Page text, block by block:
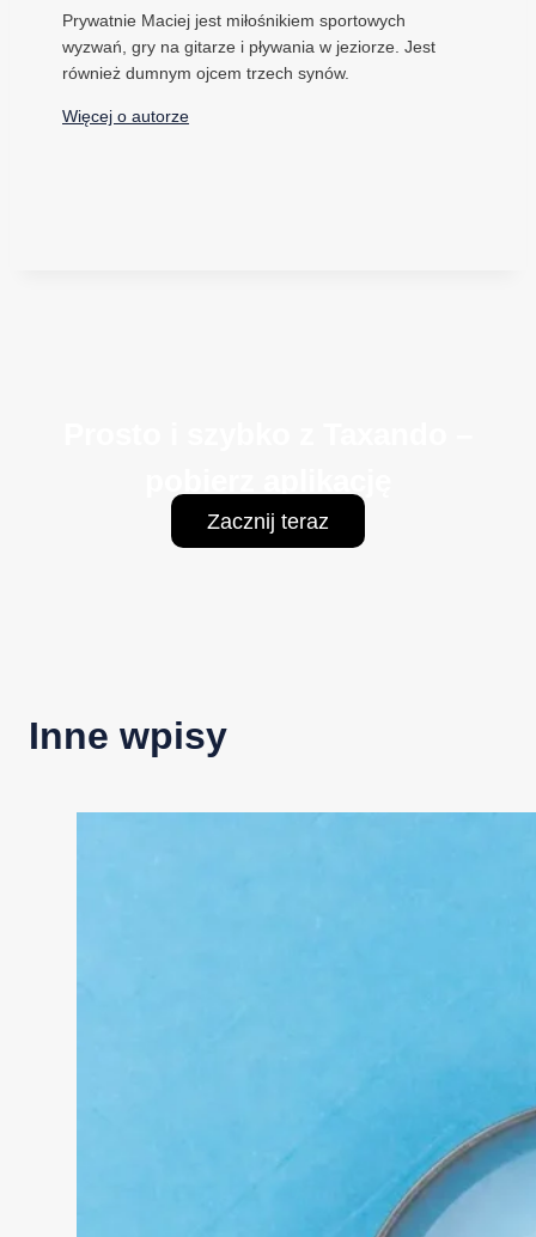
Prywatnie Maciej jest miłośnikiem sportowych
wyzwań, gry na gitarze i pływania w jeziorze. Jest
również dumnym ojcem trzech synów.
Więcej o autorze
Zacznij teraz
Inne wpisy